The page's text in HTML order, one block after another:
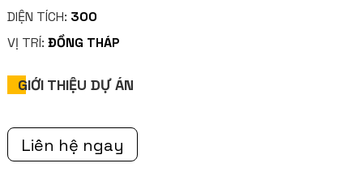
DIỆN TÍCH: 300
VỊ TRÍ: ĐỒNG THÁP
GIỚI THIỆU DỰ ÁN
Liên hệ ngay